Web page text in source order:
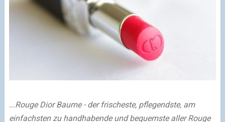
...Rouge Dior Baume - der frischeste, pflegendste, am
einfachsten zu handhabende und bequemste aller Rouge